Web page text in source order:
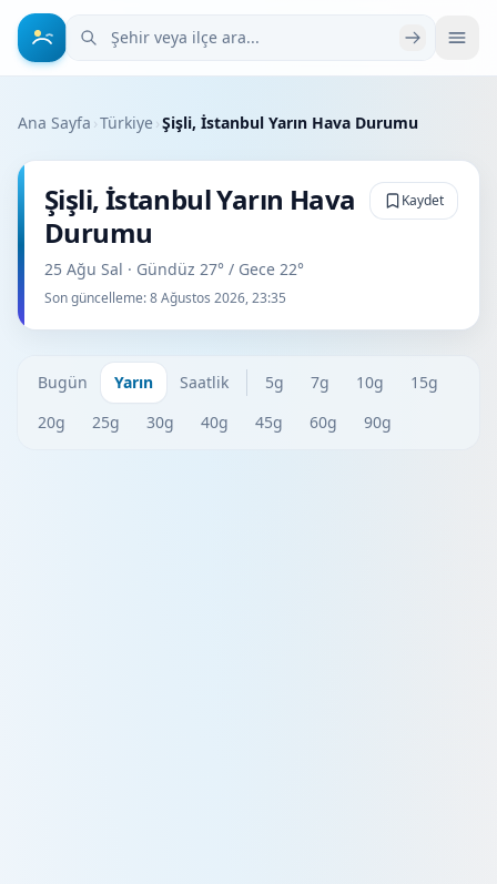
Şehir veya ilçe ara
Ana Sayfa ›Türkiye›Şişli, İstanbul Yarın Hava Durumu
Şişli, İstanbul Yarın Hava
Durumu
25 Ağu Sal · Gündüz 27° / Gece 22°
Son güncelleme:8 Ağustos 2026, 23:35
Kaydet
Bugün Yarın Saatlik 5g 7g 10g
15g
20g
25g 30g 40g 45g 60g 90g